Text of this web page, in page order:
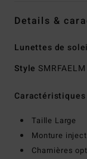
Details &
Lunettes de
Style SMRFAELM
Caractéristiques
Taille Large
Monture
Charnières